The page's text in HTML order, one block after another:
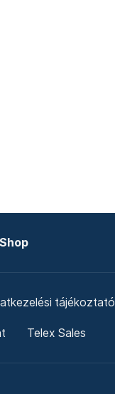
tájékoztató
Telex Sales